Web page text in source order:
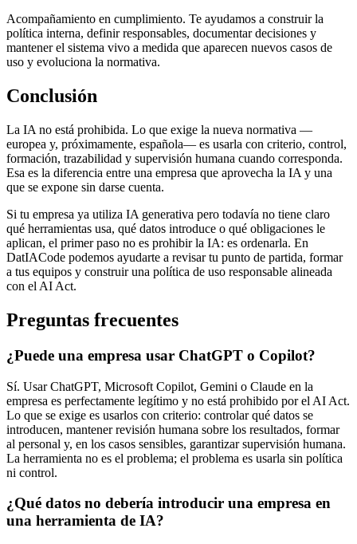
Acompañamiento en cumplimiento. Te ayudamos a construir la
política interna, definir responsables, documentar decisiones y
mantener el sistema vivo a medida que aparecen nuevos casos de
uso y evoluciona la normativa.
Conclusión
La IA no está prohibida. Lo que exige la nueva normativa —
europea y, próximamente, española— es usarla con criterio, control,
formación, trazabilidad y supervisión humana cuando corresponda.
Esa es la diferencia entre una empresa que aprovecha la IA y una
que se expone sin darse cuenta.
Si tu empresa ya utiliza IA generativa pero todavía no tiene claro
qué herramientas usa, qué datos introduce o qué obligaciones le
aplican, el primer paso no es prohibir la IA: es ordenarla. En
DatIACode podemos ayudarte a revisar tu punto de partida, formar
a tus equipos y construir una política de uso responsable alineada
con el AI Act.
Preguntas frecuentes
¿Puede una empresa usar ChatGPT o Copilot?
Sí. Usar ChatGPT, Microsoft Copilot, Gemini o Claude en la
empresa es perfectamente legítimo y no está prohibido por el AI Act.
Lo que se exige es usarlos con criterio: controlar qué datos se
introducen, mantener revisión humana sobre los resultados, formar
al personal y, en los casos sensibles, garantizar supervisión humana.
La herramienta no es el problema; el problema es usarla sin política
ni control.
¿Qué datos no debería introducir una empresa en
una herramienta de IA?